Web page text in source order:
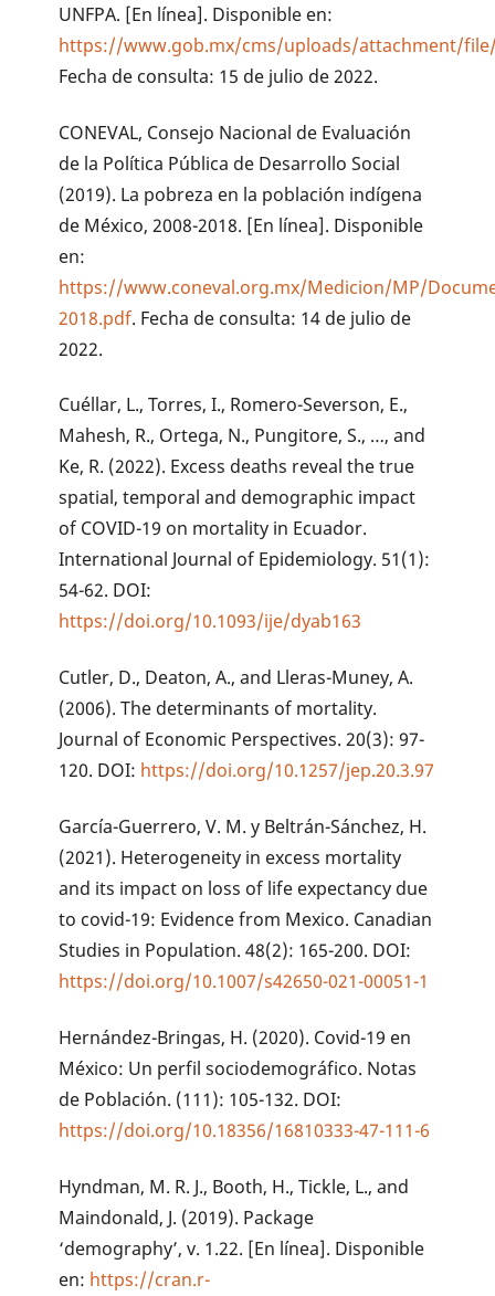
UNFPA. [En línea]. Disponible en:
https://www.gob.mx/cms/uploads/attachment/file/
Fecha de consulta: 15 de julio de 2022.
CONEVAL, Consejo Nacional de Evaluación
de la Política Pública de Desarrollo Social
(2019). La pobreza en la población indígena
de México, 2008-2018. [En línea]. Disponible
en:
https://www.coneval.org.mx/Medicion/MP/
2018.pdf. Fecha de consulta: 14 de julio de
2022.
Cuéllar, L., Torres, I., Romero-Severson, E.,
Mahesh, R., Ortega, N., Pungitore, S., …, and
Ke, R. (2022). Excess deaths reveal the true
spatial, temporal and demographic impact
of COVID-19 on mortality in Ecuador.
International Journal of Epidemiology. 51(1):
54-62. DOI:
https://doi.org/10.1093/ije/dyab163
Cutler, D., Deaton, A., and Lleras-Muney, A.
(2006). The determinants of mortality.
Journal of Economic Perspectives. 20(3): 97-
120. DOI: https://doi.org/10.1257/jep.20.3.97
García-Guerrero, V. M. y Beltrán-Sánchez, H.
(2021). Heterogeneity in excess mortality
and its impact on loss of life expectancy due
to covid-19: Evidence from Mexico. Canadian
Studies in Population. 48(2): 165-200. DOI:
https://doi.org/10.1007/s42650-021-00051-1
Hernández-Bringas, H. (2020). Covid-19 en
México: Un perfil sociodemográfico. Notas
de Población. (111): 105-132. DOI:
https://doi.org/10.18356/16810333-47-111-6
Hyndman, M. R. J., Booth, H., Tickle, L., and
Maindonald, J. (2019). Package
‘demography’, v. 1.22. [En línea]. Disponible
en: https://cran.r-